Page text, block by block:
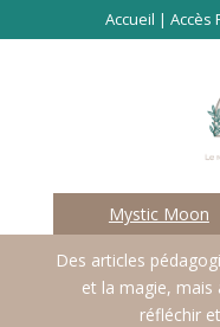
Accueil |Accès
Mystic Moon
Des articles
et la magie,
réfléchir